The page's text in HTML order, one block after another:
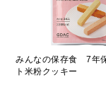
みんなの保存食 7年
ト米粉クッキー